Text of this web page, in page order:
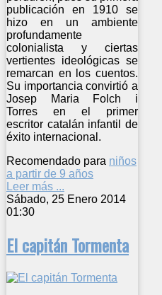
publicación en 1910 se
hizo en un ambiente
profundamente
colonialista y ciertas
vertientes ideológicas se
remarcan en los cuentos.
Su importancia convirtió a
Josep Maria Folch i
Torres en el primer
escritor catalán infantil de
éxito internacional.
Recomendado para niños
a partir de 9 años
Leer más ...
Sábado, 25 Enero 2014
01:30
El capitán Tormenta